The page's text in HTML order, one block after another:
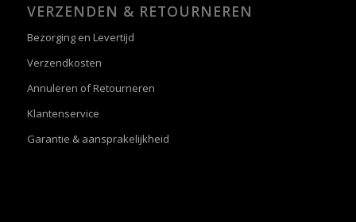
VERZENDEN & RETOURNEREN
Bezorging en Levertijd
Verzendkosten
Annuleren of Retourneren
Klantenservice
Garantie & aansprakelijkheid